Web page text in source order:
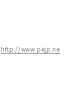
http://www.pejp.ne